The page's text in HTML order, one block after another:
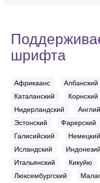
шрифта
Африкаанс Албанский
Каталанский
Корнский
Нидерландский
Эстонский
Фарерский
Галисийский
Немецкий
Исландский
Итальянский
Кикуйю
Люксембургский